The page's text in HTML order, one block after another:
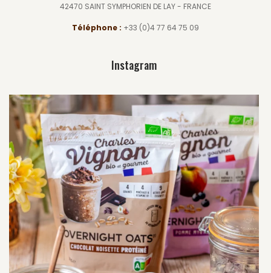
42470 SAINT SYMPHORIEN DE LAY - FRANCE
Téléphone : +33 (0)4 77 64 75 09
Instagram